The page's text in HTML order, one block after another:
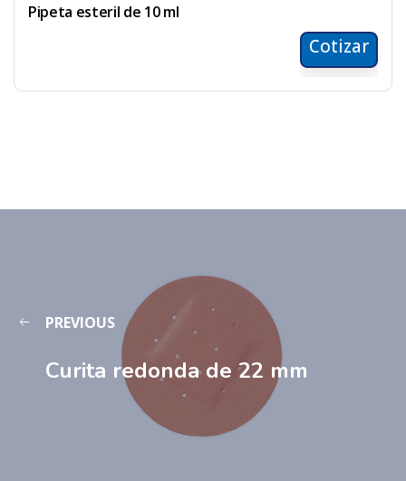
Pipeta esteril de 10 ml
Cotizar
PREVIOUS
Curita redonda de 22 mm